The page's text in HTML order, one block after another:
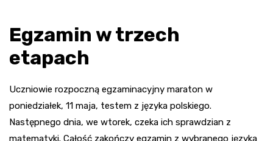
Egzamin w trzech
etapach
Uczniowie rozpoczną egzaminacyjny maraton w
poniedziałek, 11 maja, testem z języka polskiego.
Następnego dnia, we wtorek, czeka ich sprawdzian z
matematyki. Całość zakończy egzamin z wybranego języka